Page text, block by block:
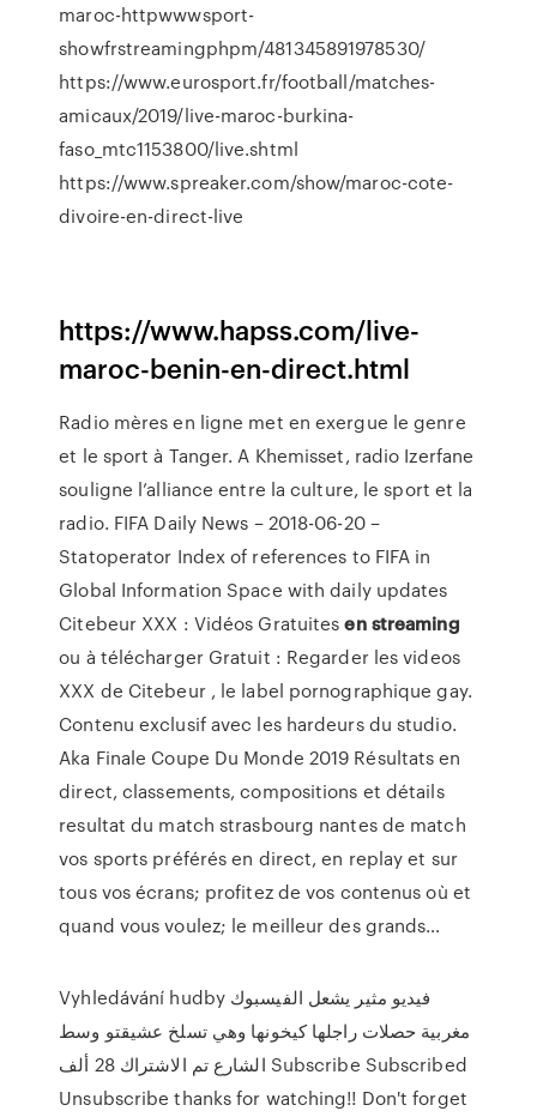
maroc-httpwwwsport-
showfrstreamingphpm/481345891978530/
https://www.eurosport.fr/football/matches-
amicaux/2019/live-maroc-burkina-
faso_mtc1153800/live.shtml
https://www.spreaker.com/show/maroc-cote-
divoire-en-direct-live
https://www.hapss.com/live-
maroc-benin-en-direct.html
Radio mères en ligne met en exergue le genre
et le sport à Tanger. A Khemisset, radio Izerfane
souligne l’alliance entre la culture, le sport et la
radio. FIFA Daily News – 2018-06-20 –
Statoperator Index of references to FIFA in
Global Information Space with daily updates
Citebeur XXX : Vidéos Gratuitesen streaming
ou à téléchargerGratuit : Regarder les videos
XXX de Citebeur , le label pornographique gay.
Contenu exclusif avec les hardeurs du studio.
Aka Finale Coupe Du Monde 2019 Résultats en
direct, classements, compositions et détails
resultat du match strasbourg nantes de match
vos sports préférés en direct, en replay et sur
tous vos écrans; profitez de vos contenus où et
quand vous voulez; le meilleur des grands…
Vyhledávání hudbyفيديو مثير يشعل الفيسبوك
مغربية حصلات راجلها كيخونها وهي تسلخ عشيقتو وسط
الشارع تم الاشتراك 28 ألف Subscribe Subscribed
Unsubscribe thanks for watching!! Don't forget